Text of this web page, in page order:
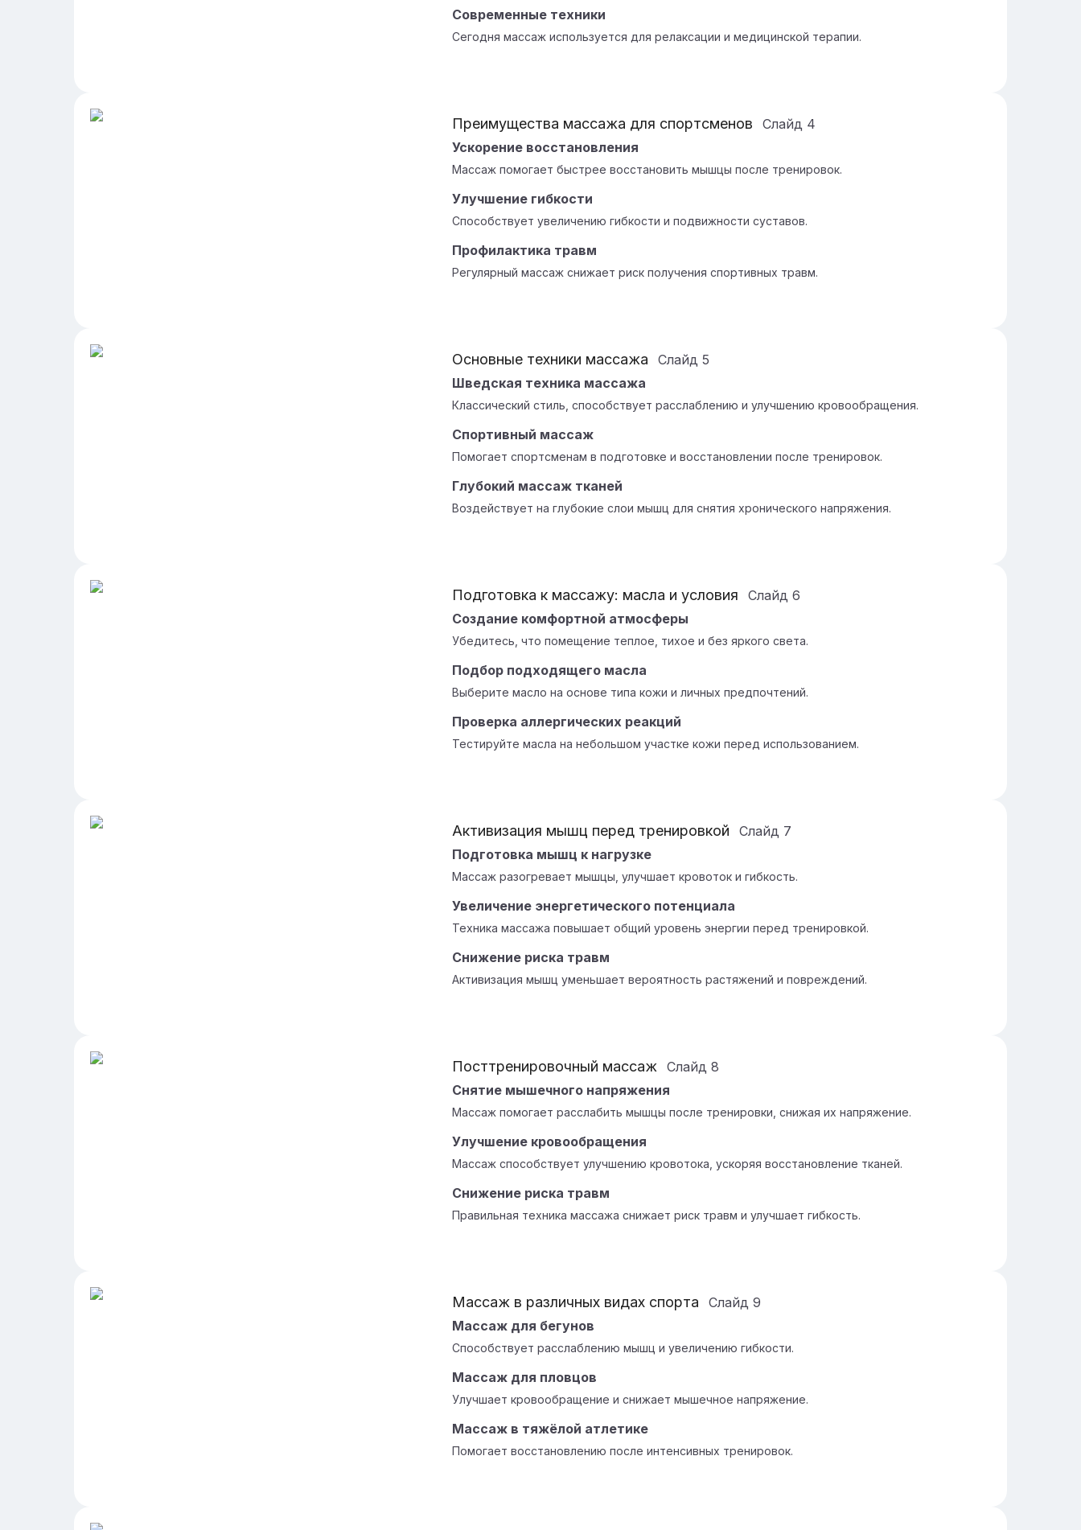
Современные техники
Сегодня массаж используется для релаксации и медицинской терапии.
Преимущества массажа для спортсменов Слайд 4
Ускорение восстановления
Массаж помогает быстрее восстановить мышцы после тренировок.
Улучшение гибкости
Способствует увеличению гибкости и подвижности суставов.
Профилактика травм
Регулярный массаж снижает риск получения спортивных травм.
Основные техники массажа Слайд 5
Шведская техника массажа
Классический стиль, способствует расслаблению и улучшению кровообращения.
Спортивный массаж
Помогает спортсменам в подготовке и восстановлении после тренировок.
Глубокий массаж тканей
Воздействует на глубокие слои мышц для снятия хронического напряжения.
Подготовка к массажу: масла и условия Слайд 6
Создание комфортной атмосферы
Убедитесь, что помещение теплое, тихое и без яркого света.
Подбор подходящего масла
Выберите масло на основе типа кожи и личных предпочтений.
Проверка аллергических реакций
Тестируйте масла на небольшом участке кожи перед использованием.
Активизация мышц перед тренировкой Слайд 7
Подготовка мышц к нагрузке
Массаж разогревает мышцы, улучшает кровоток и гибкость.
Увеличение энергетического потенциала
Техника массажа повышает общий уровень энергии перед тренировкой.
Снижение риска травм
Активизация мышц уменьшает вероятность растяжений и повреждений.
Посттренировочный массаж Слайд 8
Снятие мышечного напряжения
Массаж помогает расслабить мышцы после тренировки, снижая их напряжение.
Улучшение кровообращения
Массаж способствует улучшению кровотока, ускоряя восстановление тканей.
Снижение риска травм
Правильная техника массажа снижает риск травм и улучшает гибкость.
Массаж в различных видах спорта Слайд 9
Массаж для бегунов
Способствует расслаблению мышц и увеличению гибкости.
Массаж для пловцов
Улучшает кровообращение и снижает мышечное напряжение.
Массаж в тяжёлой атлетике
Помогает восстановлению после интенсивных тренировок.